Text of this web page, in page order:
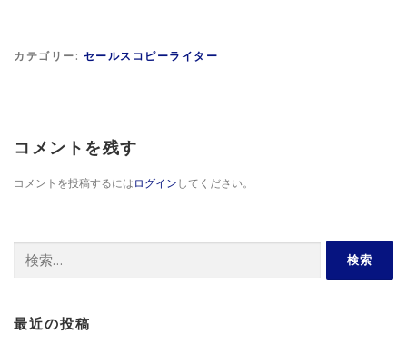
カテゴリー: セールスコピーライター
コメントを残す
コメントを投稿するにはログインしてください。
索:
最近の投稿